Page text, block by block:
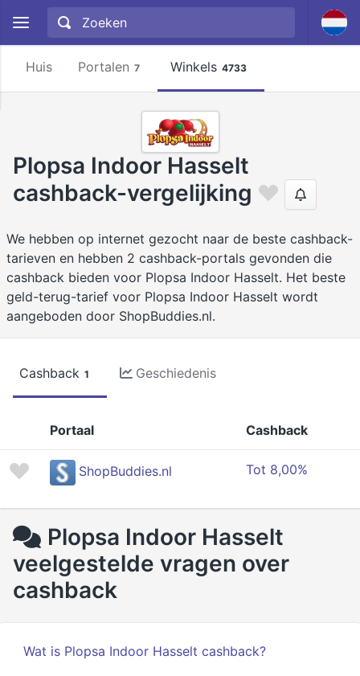
Huis Portalen 7 Winkels 4733
Plopsa Indoor Hasselt
cashback-vergelijking
We hebben op internet gezocht naar de beste cashback-
tarieven en hebben 2 cashback-portals gevonden die
cashback bieden voor Plopsa Indoor Hasselt. Het beste
geld-terug-tarief voor Plopsa Indoor Hasselt wordt
aangeboden door ShopBuddies.nl.
Cashback 1 Geschiedenis
Portaal Cashback
ShopBuddies.nl Tot 8,00%
Plopsa Indoor Hasselt
veelgestelde vragen over
cashback
Wat is Plopsa Indoor Hasselt cashback?